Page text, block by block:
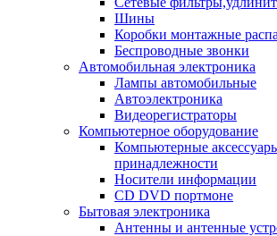
Шины
Коробки монтажные
Беспроводные звонки
Автомобильная электроника
Лампы автомобильные
Автоэлектроника
Видеорегистраторы
Компьютерное оборудование
Компьютерные
принадлежности
Носители информации
CD DVD портмоне
Бытовая электроника
Антенны и антенные